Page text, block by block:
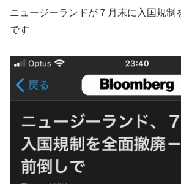
ニュージーランドが７月末に入国規制
です